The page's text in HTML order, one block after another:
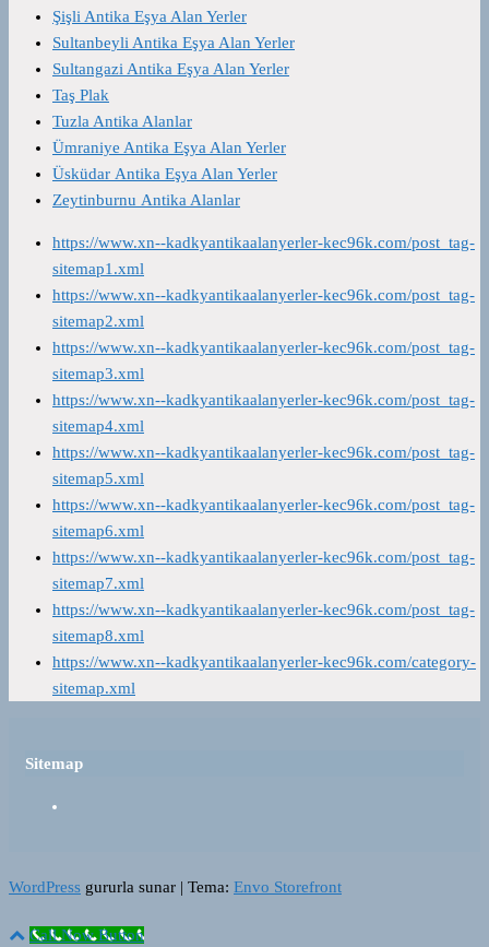
Şişli Antika Eşya Alan Yerler
Sultanbeyli Antika Eşya Alan Yerler
Sultangazi Antika Eşya Alan Yerler
Taş Plak
Tuzla Antika Alanlar
Ümraniye Antika Eşya Alan Yerler
Üsküdar Antika Eşya Alan Yerler
Zeytinburnu Antika Alanlar
https://www.xn--kadkyantikaalanyerler-kec96k.com/post_tag-
sitemap1.xml
https://www.xn--kadkyantikaalanyerler-kec96k.com/post_tag-
sitemap2.xml
https://www.xn--kadkyantikaalanyerler-kec96k.com/post_tag-
sitemap3.xml
https://www.xn--kadkyantikaalanyerler-kec96k.com/post_tag-
sitemap4.xml
https://www.xn--kadkyantikaalanyerler-kec96k.com/post_tag-
sitemap5.xml
https://www.xn--kadkyantikaalanyerler-kec96k.com/post_tag-
sitemap6.xml
https://www.xn--kadkyantikaalanyerler-kec96k.com/post_tag-
sitemap7.xml
https://www.xn--kadkyantikaalanyerler-kec96k.com/post_tag-
sitemap8.xml
https://www.xn--kadkyantikaalanyerler-kec96k.com/category-
sitemap.xml
Sitemap
WordPress gururla sunar | Tema: Envo Storefront
Call Now Button